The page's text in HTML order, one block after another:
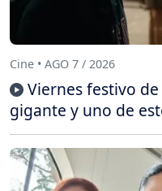
Cine • AGO 7 / 2026
Viernes festivo
gigante y uno de